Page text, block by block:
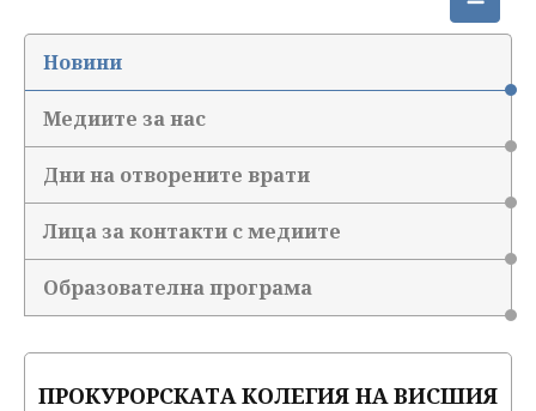
Новини
Медиите за нас
Дни на отворените врати
Лица за контакти с медиите
Образователна програма
ПРОКУРОРСКАТА КОЛЕГИЯ НА ВИСШИЯ